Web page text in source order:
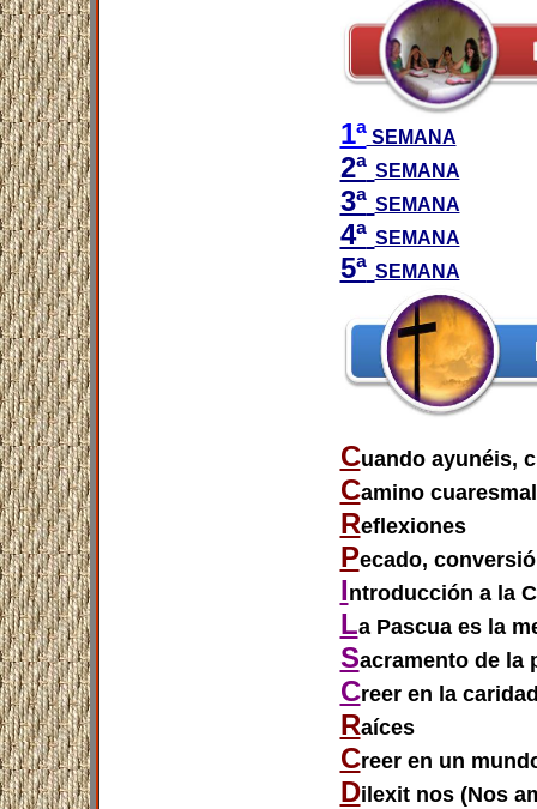
1ªSEMANA
2ª SEMANA
3ª SEMANA
4ª SEMANA
5ª SEMANA
Cuando ayunéis,
Camino cuaresmal
Reflexiones
Pecado,
Introducción a la
La Pascua es la
Sacramento de la
Creer en la
Raíces
Creer en un
Dilexit nos (Nos